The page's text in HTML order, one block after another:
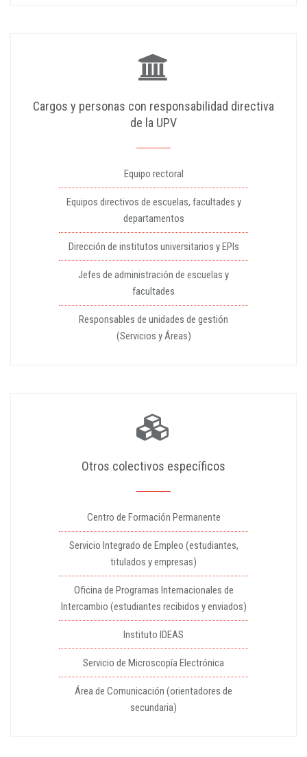
Cargos y personas con responsabilidad directiva
de la UPV
Equipo rectoral
Equipos directivos de escuelas, facultades y
departamentos
Dirección de institutos universitarios y EPIs
Jefes de administración de escuelas y
facultades
Responsables de unidades de gestión
(Servicios y Áreas)
Otros colectivos específicos
Centro de Formación Permanente
Servicio Integrado de Empleo (estudiantes,
titulados y empresas)
Oficina de Programas Internacionales de
Intercambio (estudiantes recibidos y enviados)
Instituto IDEAS
Servicio de Microscopía Electrónica
Área de Comunicación (orientadores de
secundaria)